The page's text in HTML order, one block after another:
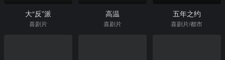
大“反”派
喜剧片
高温
喜剧片
五年之约
喜剧片/都市